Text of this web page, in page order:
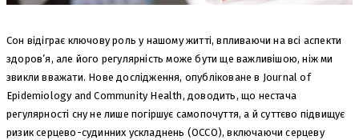
Сон відіграє ключову роль у нашому житті, впливаючи на всі аспекти
здоров’я, але його регулярність може бути ще важливішою, ніж ми
звикли вважати. Нове дослідження, опубліковане в Journal of
Epidemiology and Community Health, доводить, що нестача
регулярності сну не лише погіршує самопочуття, а й суттєво підвищує
ризик серцево-судинних ускладнень (ОССО), включаючи серцеву